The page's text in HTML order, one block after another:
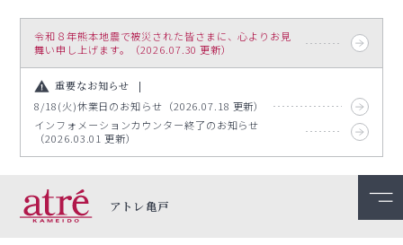
令和８年熊本地震で被災された皆さまに、心よりお見
舞い申し上げます。（2026.07.30 更新）
重要なお知らせ
8/18(火)休業日のお知らせ（2026.07.18 更新）
インフォメーションカウンター終了のお知らせ
（2026.03.01 更新）
アトレ亀戸